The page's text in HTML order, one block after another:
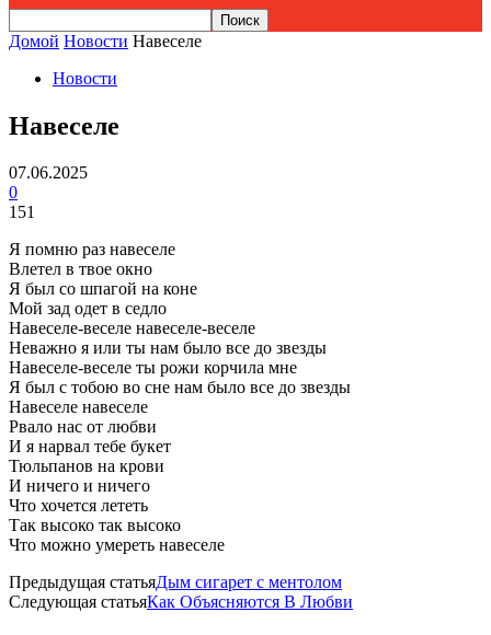
Домой Новости Навеселе
Новости
Навеселе
07.06.2025
0
151
Я помню раз навеселе
Влетел в твое окно
Я был со шпагой на коне
Мой зад одет в седло
Навеселе-веселе навеселе-веселе
Неважно я или ты нам было все до звезды
Навеселе-веселе ты рожи корчила мне
Я был с тобою во сне нам было все до звезды
Навеселе навеселе
Рвало нас от любви
И я нарвал тебе букет
Тюльпанов на крови
И ничего и ничего
Что хочется лететь
Так высоко так высоко
Что можно умереть навеселе
Предыдущая статьяДым сигарет с ментолом
Следующая статьяКак Объясняются В Любви